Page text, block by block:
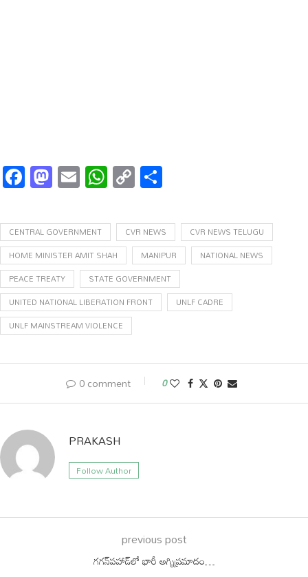
Facebook
Mastodon
EmailWhatsApp
Copy
Link
CENTRAL GOVERNMENT CVR NEWS
CVR NEWS TELUGU
HOME MINISTER AMIT SHAH
MANIPUR
NATIONAL NEWS
PEACE TREATY
STATE GOVERNMENT
UNITED NATIONAL LIBERATION FRONT
UNLF CADRE
UNLF MAINSTREAM VIOLENCE
0 comment 0
PRAKASH
Follow Author
previous post
గగన్‌పహాడ్‌లో భారీ అగ్నిప్రమాదం…